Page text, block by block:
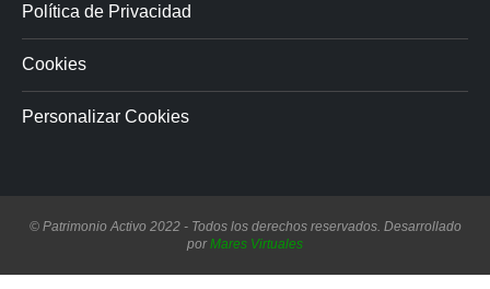
Política de Privacidad
Cookies
Personalizar Cookies
© Patrimonio Activo 2022 - Todos los derechos reservados. Desarrollado
porMares Virtuales